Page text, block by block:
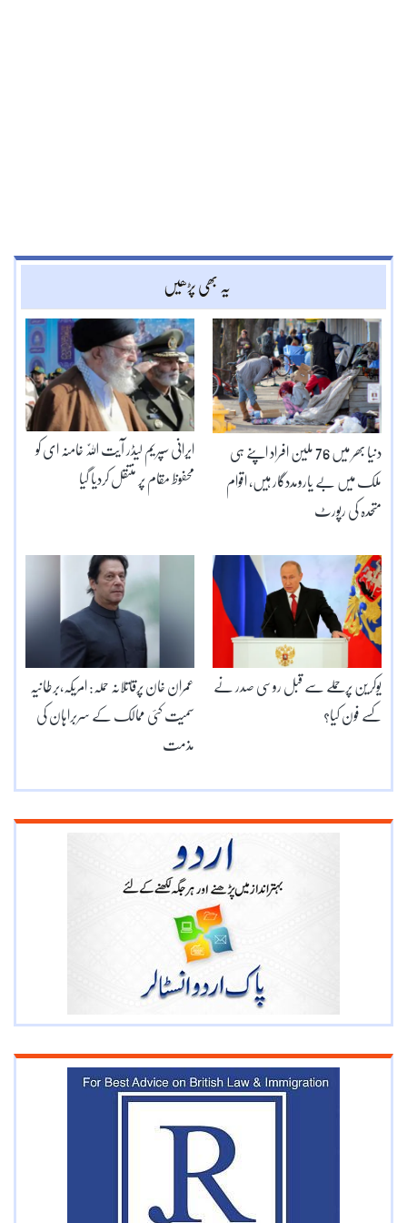
یہ بھی پڑھیں
ایرانی سپریم لیڈر آیت اللّٰہ خامنہ ای کو
محفوظ مقام پر منتقل کردیا گیا
دنیا بھر میں 76 ملین افراد اپنے ہی
ملک میں بے یارومددگار ہیں، اقوام
متحدہ کی رپورٹ
عمران خان پرقاتلانہ حملہ: امریکہ،برطانیہ
سمیت کئی ممالک کے سربراہان کی
مذمت
یوکرین پرحملے سے قبل روسی صدر نے
کسے فون کیا؟